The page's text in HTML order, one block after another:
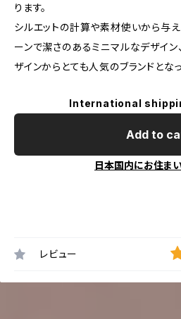
ります。
シルエットの計算や素材使いから与
ーンで潔さのあるミニマルなデザイン
ザインからとても人気のブランドとなっ
International
Add to
日本国内にお住ま
レビュー